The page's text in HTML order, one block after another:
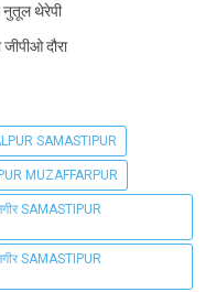
नुतूल थेरेपी
दौरा
SAMASTIPUR
MUZAFFARPUR
SAMASTIPUR
SAMASTIPUR